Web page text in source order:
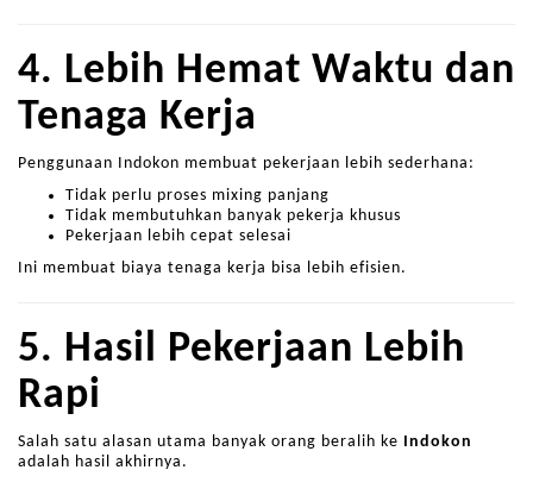
4. Lebih Hemat Waktu dan
Tenaga Kerja
Penggunaan Indokon membuat pekerjaan lebih sederhana:
Tidak perlu proses mixing panjang
Tidak membutuhkan banyak pekerja khusus
Pekerjaan lebih cepat selesai
Ini membuat biaya tenaga kerja bisa lebih efisien.
5. Hasil Pekerjaan Lebih
Rapi
Salah satu alasan utama banyak orang beralih ke Indokon
adalah hasil akhirnya.